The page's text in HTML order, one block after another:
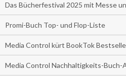
Das Bücherfestival 2025 mit Messe
Promi-Buch Top- und Flop-Liste
Media Control kürt BookTok
Media Control Nachhaltigkeits-Buch-